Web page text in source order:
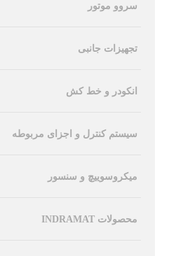
سروو موتور
تجهیزات جانبی
انکودر و خط کش
سیستم کنترل و اجزای مربوطه
میکروسوییچ و سنسور
محصولات INDRAMAT